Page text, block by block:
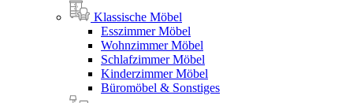
Klassische Möbel
Esszimmer Möbel
Wohnzimmer Möbel
Schlafzimmer Möbel
Kinderzimmer Möbel
Büromöbel & Sonstiges